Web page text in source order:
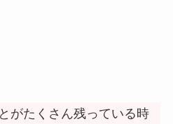
がたくさん残っている時